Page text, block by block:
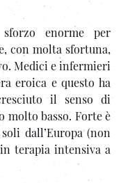
enorme per
con molta sfortuna,
Medici e infermieri
eroica e questo ha
il senso di
basso. Forte è
dall’Europa (non
terapia intensiva a